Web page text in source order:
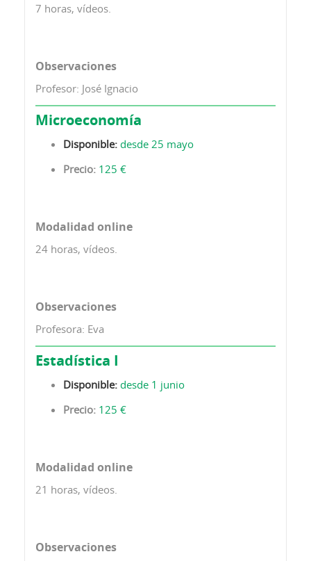
7 horas, vídeos.
Observaciones
Profesor: José Ignacio
Microeconomía
Disponible: desde 25 mayo
Precio: 125 €
Modalidad online
24 horas, vídeos.
Observaciones
Profesora: Eva
Estadística I
Disponible: desde 1 junio
Precio: 125 €
Modalidad online
21 horas, vídeos.
Observaciones